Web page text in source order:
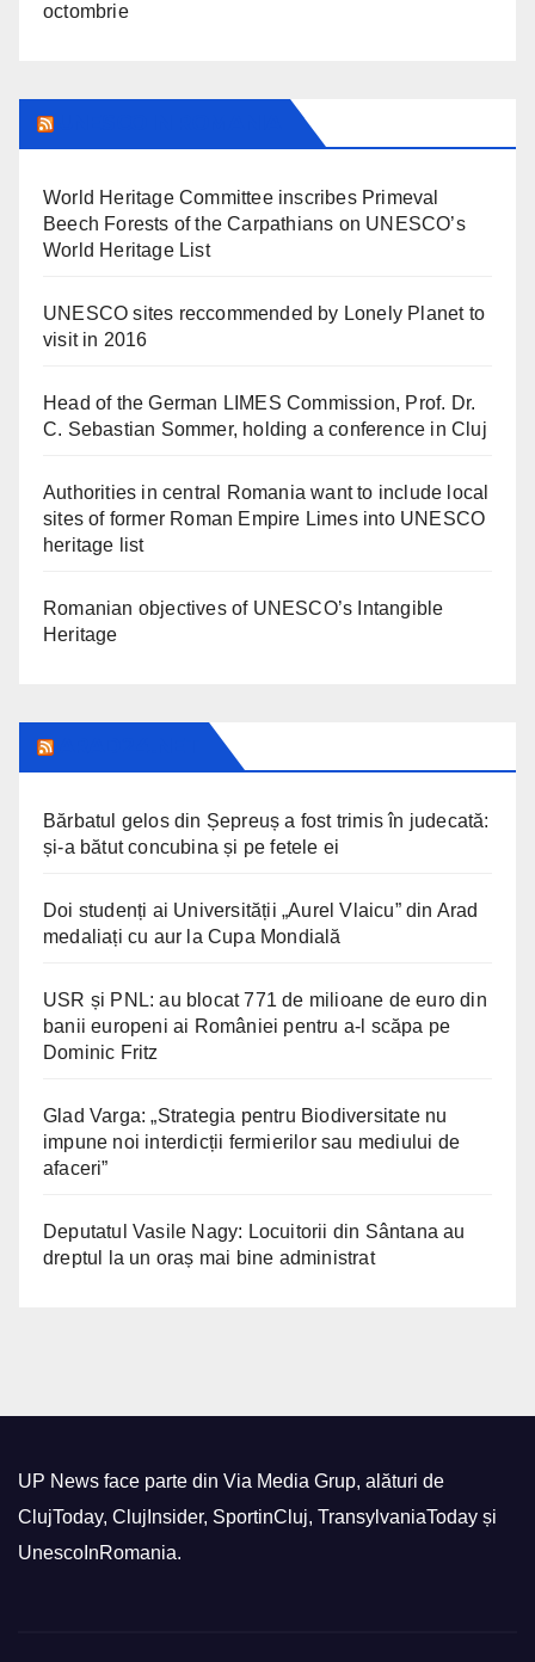
octombrie
World Heritage Committee inscribes Primeval
Beech Forests of the Carpathians on UNESCO’s
World Heritage List
UNESCO sites reccommended by Lonely Planet to
visit in 2016
Head of the German LIMES Commission, Prof. Dr.
C. Sebastian Sommer, holding a conference in Cluj
Authorities in central Romania want to include local
sites of former Roman Empire Limes into UNESCO
heritage list
Romanian objectives of UNESCO’s Intangible
Heritage
Bărbatul gelos din Șepreuș a fost trimis în judecată:
și-a bătut concubina și pe fetele ei
Doi studenți ai Universității „Aurel Vlaicu” din Arad
medaliați cu aur la Cupa Mondială
USR și PNL: au blocat 771 de milioane de euro din
banii europeni ai României pentru a-l scăpa pe
Dominic Fritz
Glad Varga: „Strategia pentru Biodiversitate nu
impune noi interdicții fermierilor sau mediului de
afaceri”
Deputatul Vasile Nagy: Locuitorii din Sântana au
dreptul la un oraș mai bine administrat
UP News face parte din Via Media Grup, alături de
ClujToday, ClujInsider, SportinCluj, TransylvaniaToday și
UnescoInRomania.